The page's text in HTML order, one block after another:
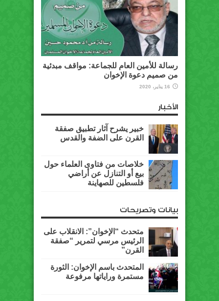
رسالة للأمين العام للجماعة: مواقف مبدئية
من صميم دعوة الإخوان
16 يناير، 2020
الأخبار
خبير يشرح آثار تطبيق صفقة
القرن على الضفة والقدس
خلاصات من فتاوى العلماء حول
بيع أو التنازل عن أراضي
فلسطين للصهاينة
بيانات وتصريحات
متحدث “الإخوان”: الانقلاب على
الرئيس مرسي لتمرير “صفقة
القرن”
المتحدث باسم الإخوان: الثورة
مستمرة وراياتها مرفوعة